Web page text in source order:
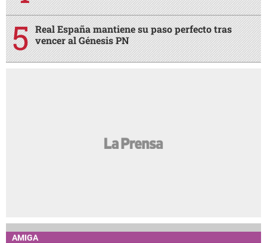
Real España mantiene su paso perfecto tras
vencer al Génesis PN
AMIGA